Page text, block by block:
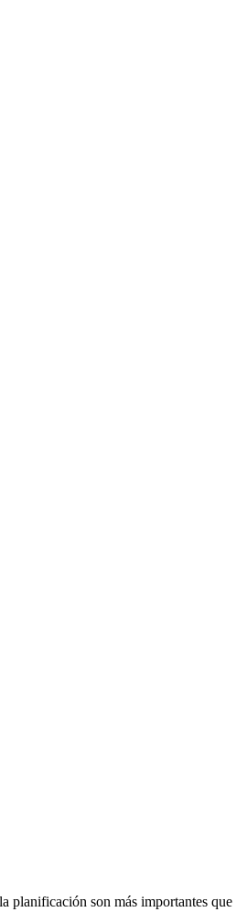
planificación son más importantes que